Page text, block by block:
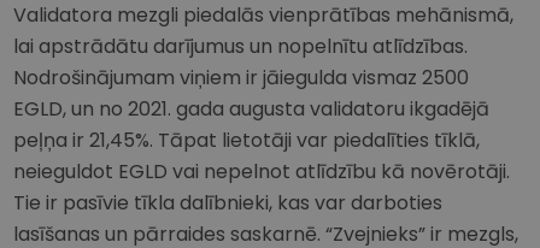
Validatora mezgli piedalās vienprātības mehānismā,
lai apstrādātu darījumus un nopelnītu atlīdzības.
Nodrošinājumam viņiem ir jāiegulda vismaz 2500
EGLD, un no 2021. gada augusta validatoru ikgadējā
peļņa ir 21,45%. Tāpat lietotāji var piedalīties tīklā,
neieguldot EGLD vai nepelnot atlīdzību kā novērotāji.
Tie ir pasīvie tīkla dalībnieki, kas var darboties
lasīšanas un pārraides saskarnē. “Zvejnieks” ir mezgls,